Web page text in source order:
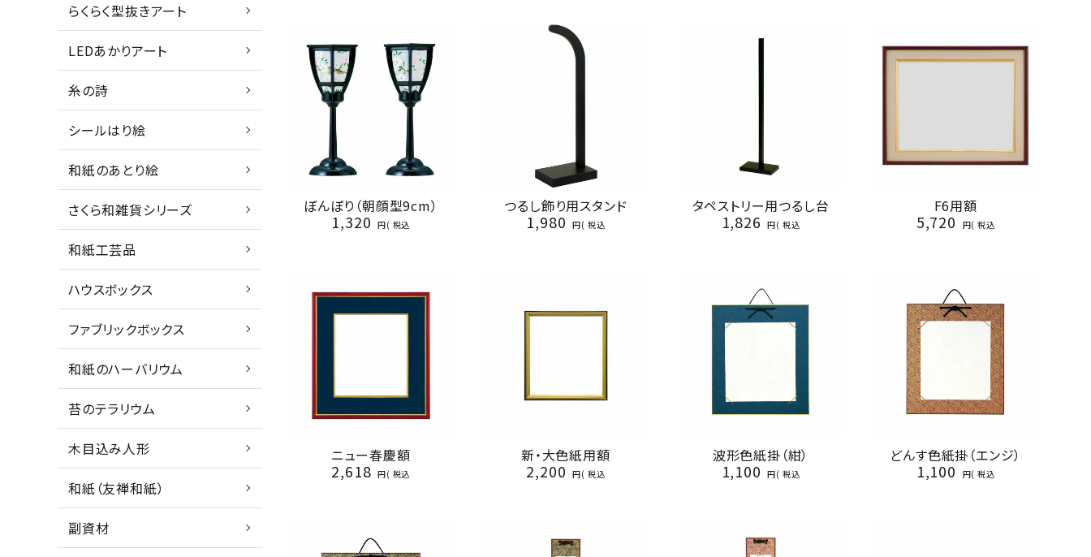
らくらく型抜きアート
LEDあかりアート
糸の詩
シールはり絵
和紙のあとり絵
さくら和雑貨シリーズ
和紙工芸品
ハウスボックス
ファブリックボックス
和紙のハーバリウム
苔のテラリウム
木目込み人形
和紙（友禅和紙）
副資材
ぼんぼり（朝顔型9cm）
1,320 税込
つるし飾り用スタンド
1,980 税込
タペストリー用つるし台
1,826 税込
F6用額
5,720 税込
ニュー春慶額
2,618 税込
新・大色紙用額
2,200 税込
波形色紙掛（紺）
1,100 税込
どんす色紙掛（エンジ）
1,100 税込